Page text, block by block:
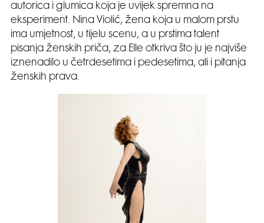
autorica i glumica koja je uvijek spremna na
eksperiment. Nina Violić, žena koja u malom prstu
ima umjetnost, u tijelu scenu, a u prstima talent
pisanja ženskih priča, za Elle otkriva što ju je najviše
iznenadilo u četrdesetima i pedesetima, ali i pitanja
ženskih prava.